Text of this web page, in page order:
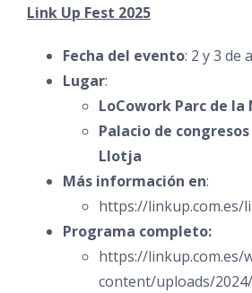
Link Up Fest 2025
Fecha del evento: 2 y 3 de
Lugar:
LoCowork Parc de
Palacio de
Llotja
Más información en:
https://linkup.com.es/
Programa completo:
https://linkup.com.es/
content/uploads/2024/